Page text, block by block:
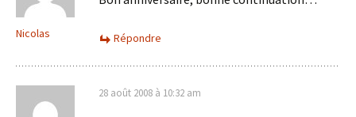
Nicolas Répondre
28 août 2008 à 10:32 am